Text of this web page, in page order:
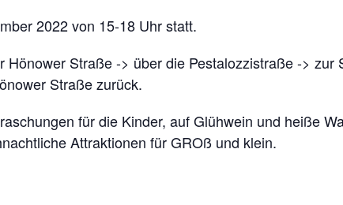
2022 von 15-18 Uhr statt.
Straße -> über die Pestalozzistraße -> zur
Straße zurück.
für die Kinder, auf Glühwein und heiße
Attraktionen für GROß und klein.